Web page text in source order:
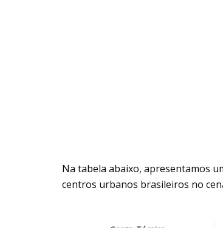
Na tabela abaixo, apresentamos
centros urbanos brasileiros no